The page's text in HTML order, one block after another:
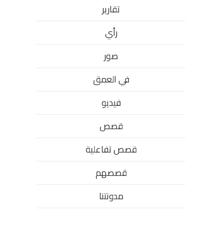
تقارير
رأي
صور
في العمق
فيديو
قصص
قصص تفاعلية
قصصهم
مدونتنا